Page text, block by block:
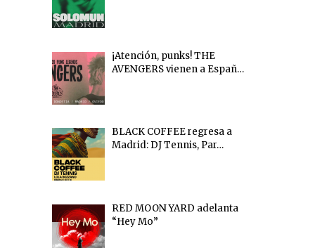
¡Atención, punks! THE
AVENGERS vienen a Españ…
BLACK COFFEE regresa a
Madrid: DJ Tennis, Par…
RED MOON YARD adelanta
“Hey Mo”